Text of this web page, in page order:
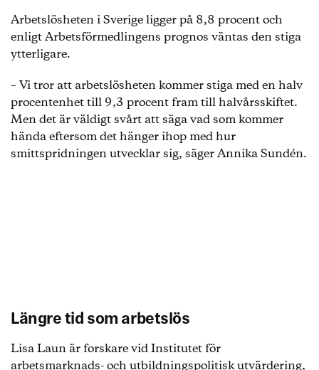
Arbetslösheten i Sverige ligger på 8,8 procent och
enligt Arbetsförmedlingens prognos väntas den stiga
ytterligare.
– Vi tror att arbetslösheten kommer stiga med en halv
procentenhet till 9,3 procent fram till halvårsskiftet.
Men det är väldigt svårt att säga vad som kommer
hända eftersom det hänger ihop med hur
smittspridningen utvecklar sig, säger Annika Sundén.
Längre tid som arbetslös
Lisa Laun är forskare vid Institutet för
arbetsmarknads- och utbildningspolitisk utvärdering,